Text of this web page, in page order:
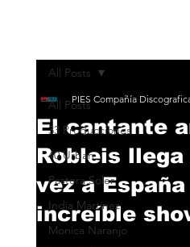
All Posts
33 Producciones
40 Urban
Pastora Soler
India Martínez
Monica Naranjo
All Posts
El cantante
Robleis
vez a
increíble
PIES Compañía